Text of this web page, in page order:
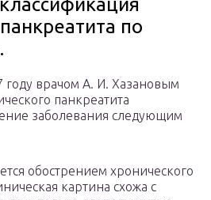
по
году врачом А. И. Хазановым
панкреатита
заболевания следующим
обострением хронического
картина схожа с